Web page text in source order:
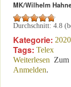
MK/Wilhelm
Durchschnitt: 4.8
Kategorie: 2020
Tags: Telex
Weiterlesen über
Zum
Anmelden.